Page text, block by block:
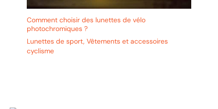
Comment choisir des lunettes de vélo
photochromiques ?
Lunettes de sport, Vêtements et accessoires
cyclisme